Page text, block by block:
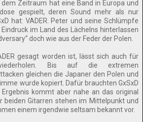
Zeitraum hat eine Band in Europa und
gespielt, deren Sound mehr als nur
hat: VADER. Peter und seine Schlümpfe
im Land des Lächelns hinterlassen
doch wie aus der Feder der Polen.
gesagt worden ist, lässt sich auch für
Bis auf die extremen
gleichen die Japaner den Polen und
wurde kopiert. Dafür brauchten GxSxD
kommt aber nahe an das original
beiden Gitarren stehen im Mittelpunkt und
einem irgendwie seltsam bekannt vor.